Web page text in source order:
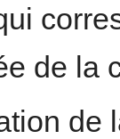
de la
de